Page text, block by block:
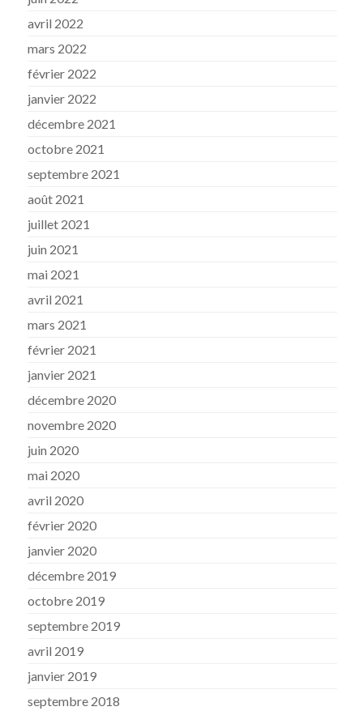
avril 2022
mars 2022
février 2022
janvier 2022
décembre 2021
octobre 2021
septembre 2021
août 2021
juillet 2021
juin 2021
mai 2021
avril 2021
mars 2021
février 2021
janvier 2021
décembre 2020
novembre 2020
juin 2020
mai 2020
avril 2020
février 2020
janvier 2020
décembre 2019
octobre 2019
septembre 2019
avril 2019
janvier 2019
septembre 2018